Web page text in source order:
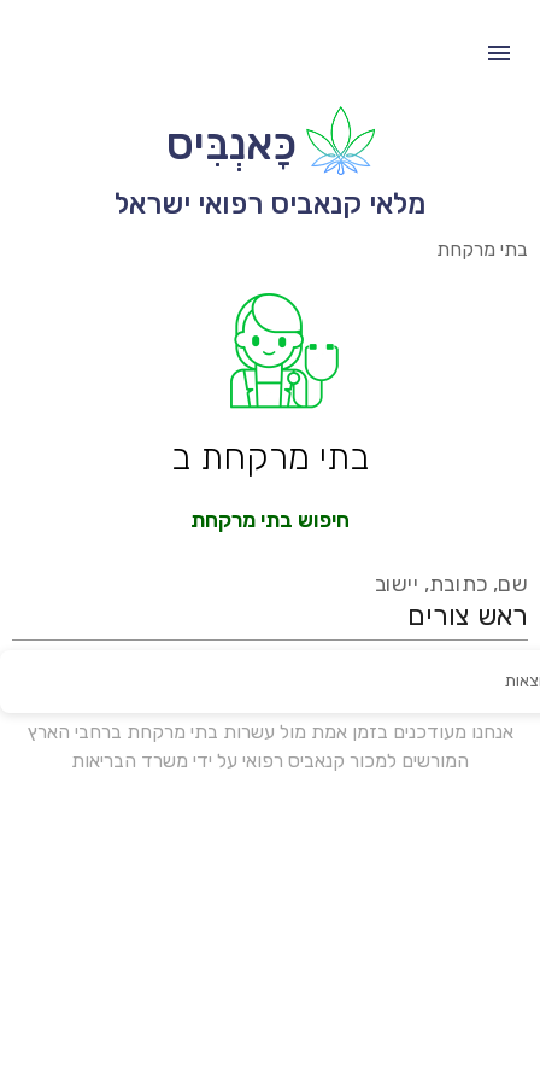
כָּאנְבִּיס
מלאי קנאביס רפואי ישראל
בתי מרקחת
בתי מרקחת ב
חיפוש בתי מרקחת
שם, כתובת, יישוב
אנחנו מעודכנים בזמן אמת מול עשרות בתי מרקחת ברחבי הארץ
המורשים למכור קנאביס רפואי על ידי משרד הבריאות